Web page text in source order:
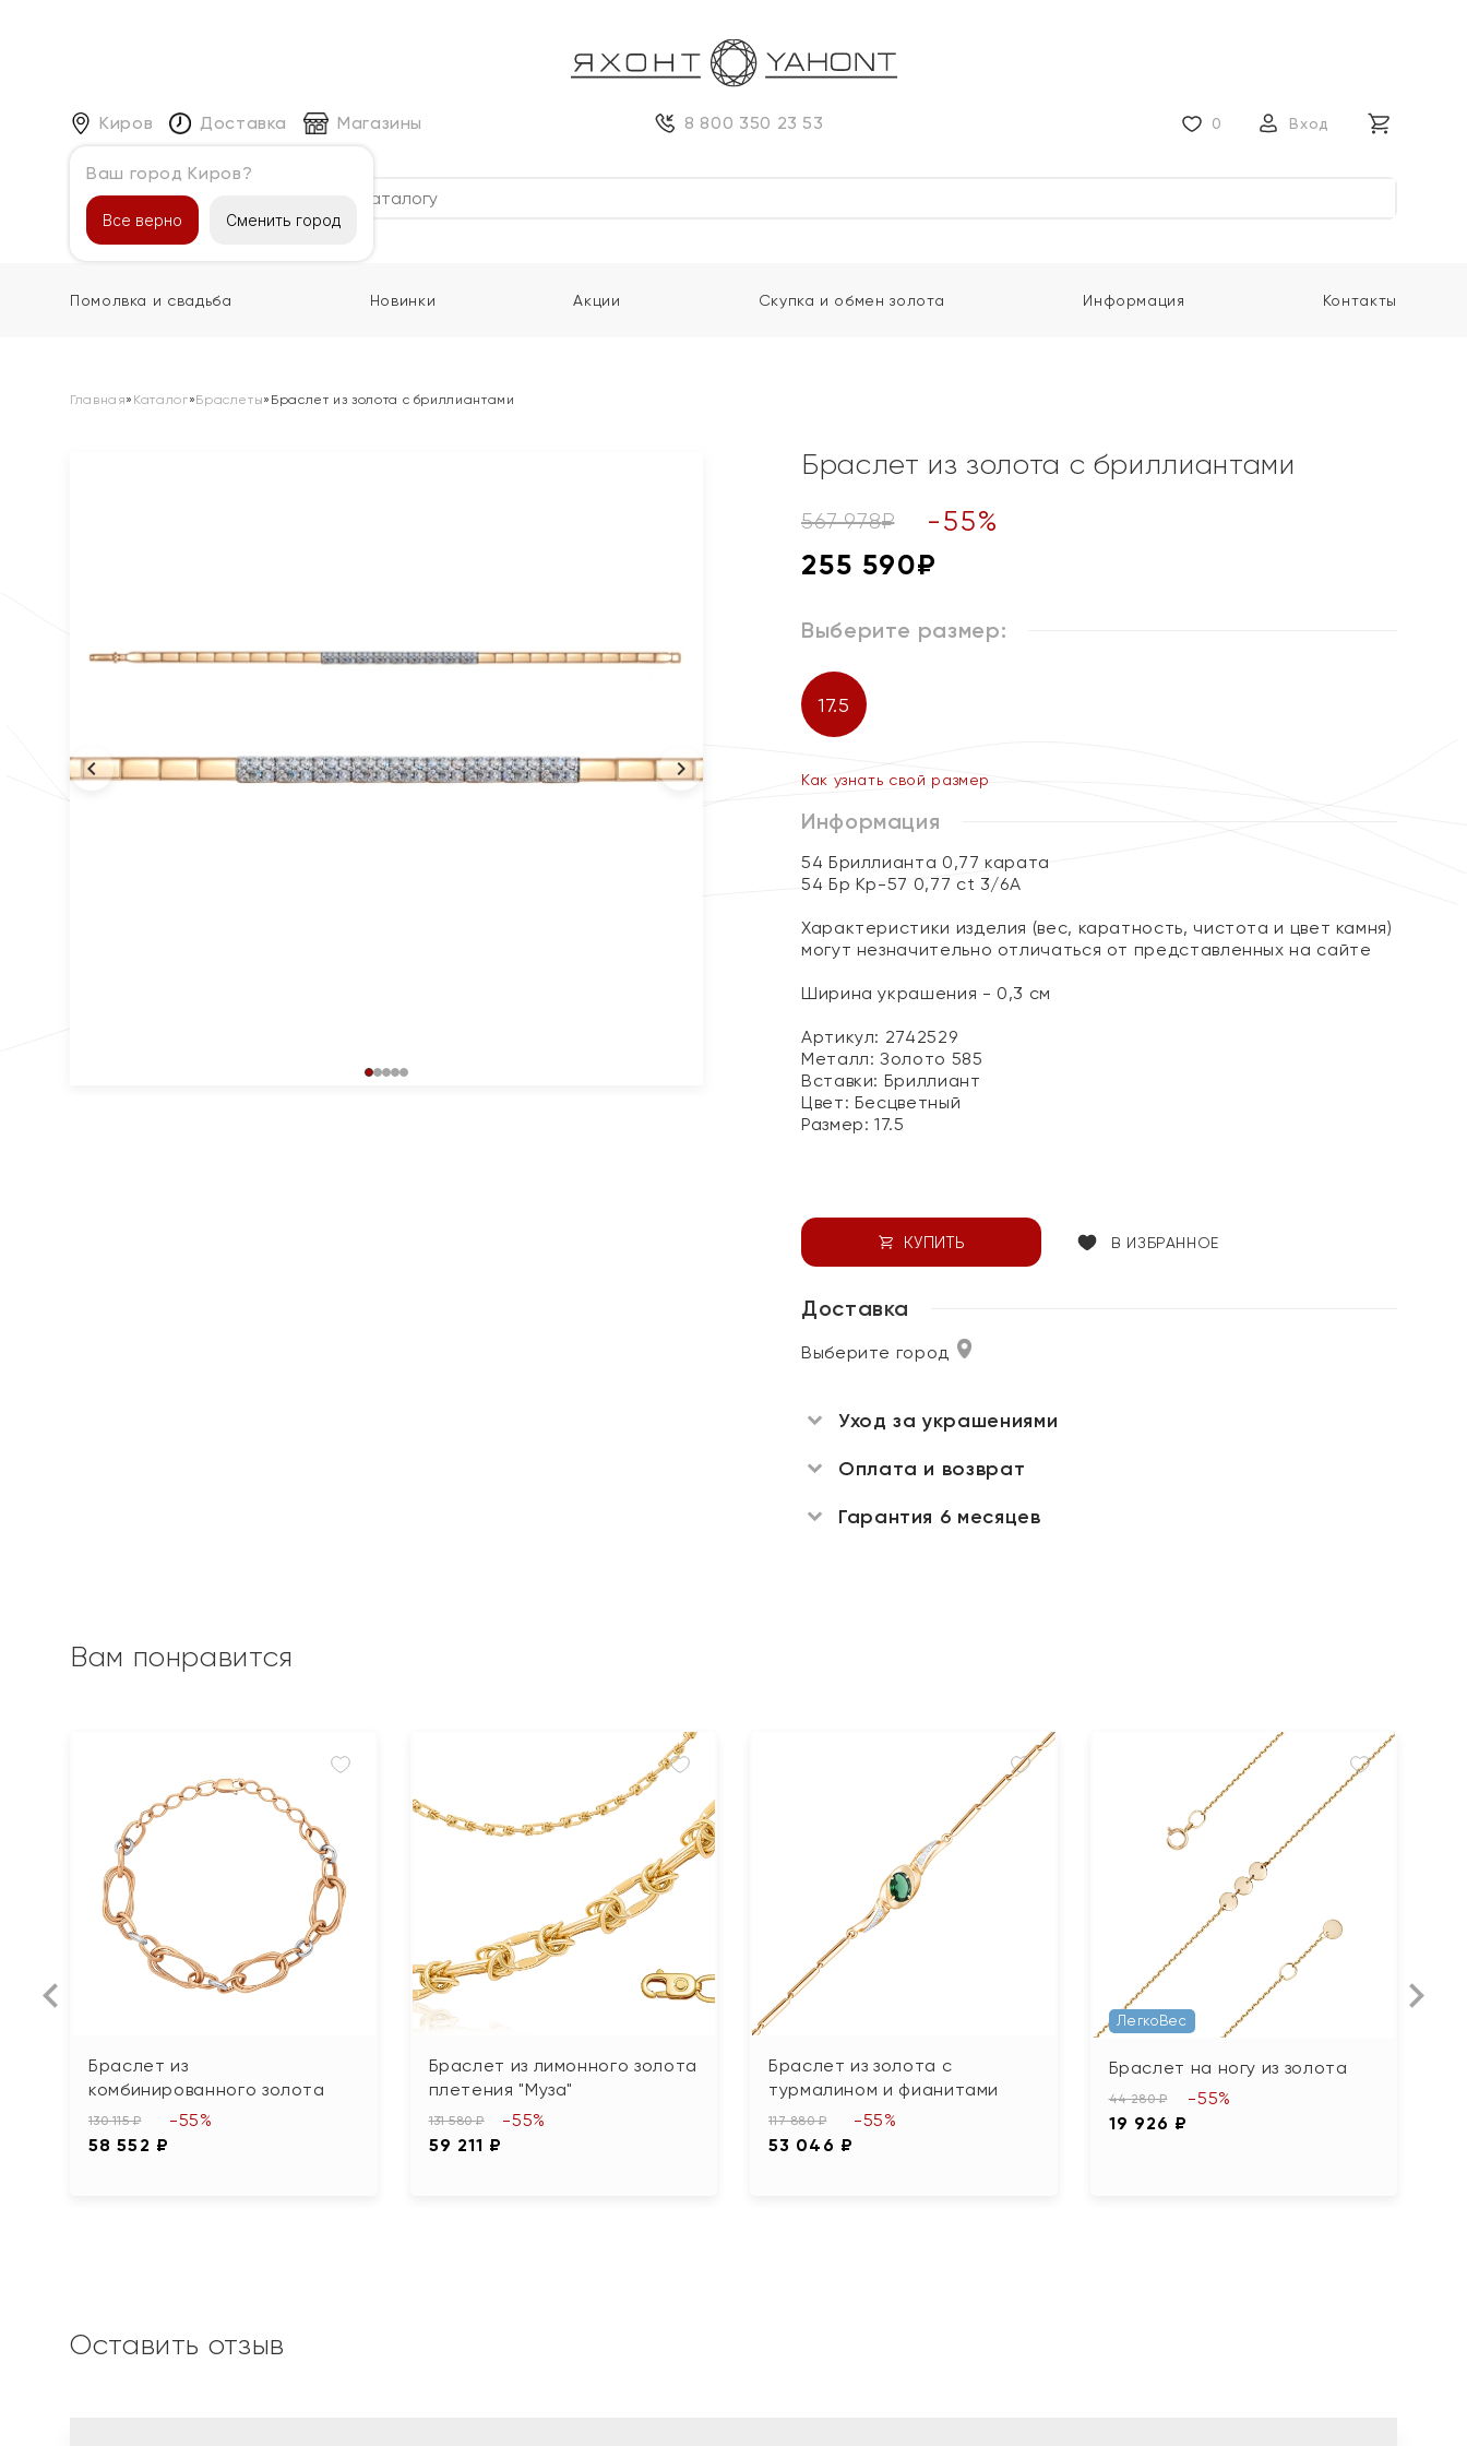
Киров
Ваш город Киров?
Все верно Сменить город
Доставка Магазины 8 800 350 23 53 0 Вход
Каталог
Помолвка и свадьба Новинки Акции Скупка и обмен золота Информация Контакты
Главная» Каталог»Браслеты» Браслет из золота с бриллиантами
Браслет из золота с бриллиантами
567 978₽ -55%
255 590₽
Выберите размер:
17.5
Как узнать свой размер
Информация
54 Бриллианта 0,77 карата
54 Бр Кр-57 0,77 ct 3/6А
Характеристики изделия (вес, каратность, чистота и цвет камня)
могут незначительно отличаться от представленных на сайте
Ширина украшения - 0,3 см
Артикул: 2742529
Металл:Золото 585
Вставки: Бриллиант
Цвет: Бесцветный
Размер:17.5
КУПИТЬ В ИЗБРАННОЕ
Доставка
Выберите город
Уход за украшениями
Оплата и возврат
Гарантия 6 месяцев
Вам понравится
Браслет из
комбинированного золота
130 115 ₽
58 552 ₽
-55%
Браслет из лимонного золота
плетения "Муза"
131 580 ₽
59 211 ₽
-55%
Браслет из золота с
турмалином и фианитами
117 880 ₽
53 046 ₽
-55%
ЛегкоВес
Браслет на ногу из золота
44 280 ₽
19 926 ₽
-55%
Оставить отзыв